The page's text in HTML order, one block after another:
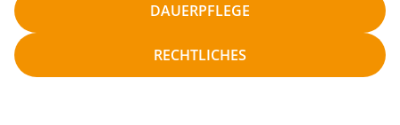
DAUERPFLEGE
RECHTLICHES